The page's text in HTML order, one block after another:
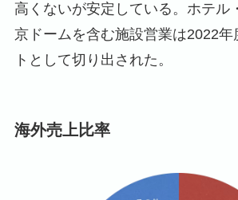
高くないが安定している。ホテル
京ドームを含む施設営業は2022年
トとして切り出された。
海外売上比率